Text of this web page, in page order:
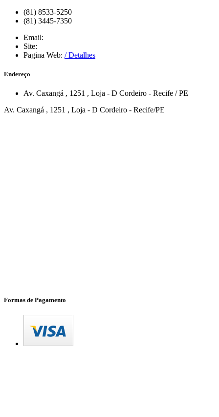
(81) 8533-5250
(81) 3445-7350
Email:
Site:
Pagina Web: / Detalhes
Endereço
Av. Caxangá , 1251 , Loja - D Cordeiro - Recife /PE
Av. Caxangá , 1251 , Loja - D Cordeiro - Recife/PE
Formas de Pagamento